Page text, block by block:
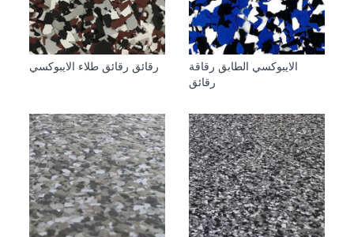
رقائق رقائق طلاء الايبوكسي
الايبوكسي الطابق رقاقة
رقائق